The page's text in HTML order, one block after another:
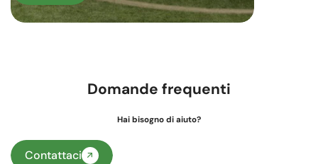
Domande frequenti
Hai bisogno di aiuto?
Contattaci